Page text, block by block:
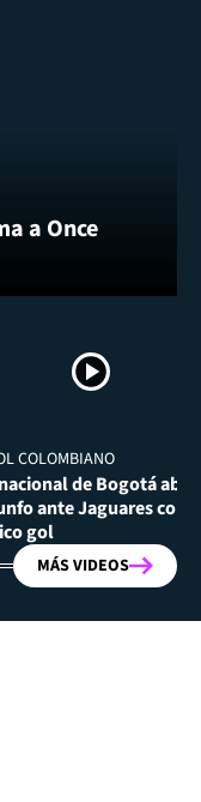
a Once
COLOMBIANO
de Bogotá
ante Jaguares con
gol
MÁS VIDEOS